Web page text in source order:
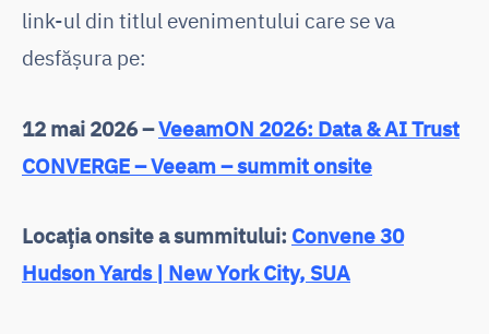
link-ul din titlul evenimentului care se va
desfășura pe:
12 mai 2026 –VeeamON 2026: Data & AI Trust
CONVERGE – Veeam – summit onsite
Locația onsite a summitului: Convene 30
Hudson Yards | New York City, SUA